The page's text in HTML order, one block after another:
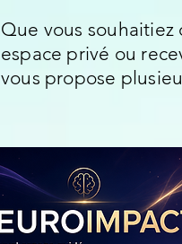
Que vous
espace privé ou
vous propose